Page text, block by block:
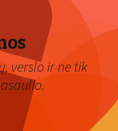
verslo ir ne tik